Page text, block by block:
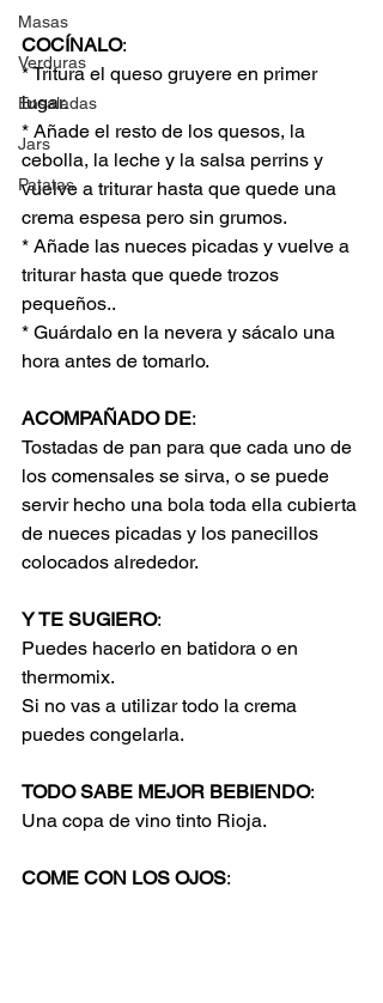
Masas
Verduras
Ensaladas
Jars
Patatas
COCÍNALO:
* Tritura el queso gruyere en primer
lugar.
* Añade el resto de los quesos, la
cebolla, la leche y la salsa perrins y
vuelve a triturar hasta que quede una
crema espesa pero sin grumos.
* Añade las nueces picadas y vuelve a
triturar hasta que quede trozos
pequeños..
* Guárdalo en la nevera y sácalo una
hora antes de tomarlo.
ACOMPAÑADO DE:
Tostadas de pan para que cada uno de
los comensales se sirva, o se puede
servir hecho una bola toda ella cubierta
de nueces picadas y los panecillos
colocados alrededor.
Y TE SUGIERO:
Puedes hacerlo en batidora o en
thermomix.
Si no vas a utilizar todo la crema
puedes congelarla.
TODO SABE MEJOR BEBIENDO:
Una copa de vino tinto Rioja.
COME CON LOS OJOS: